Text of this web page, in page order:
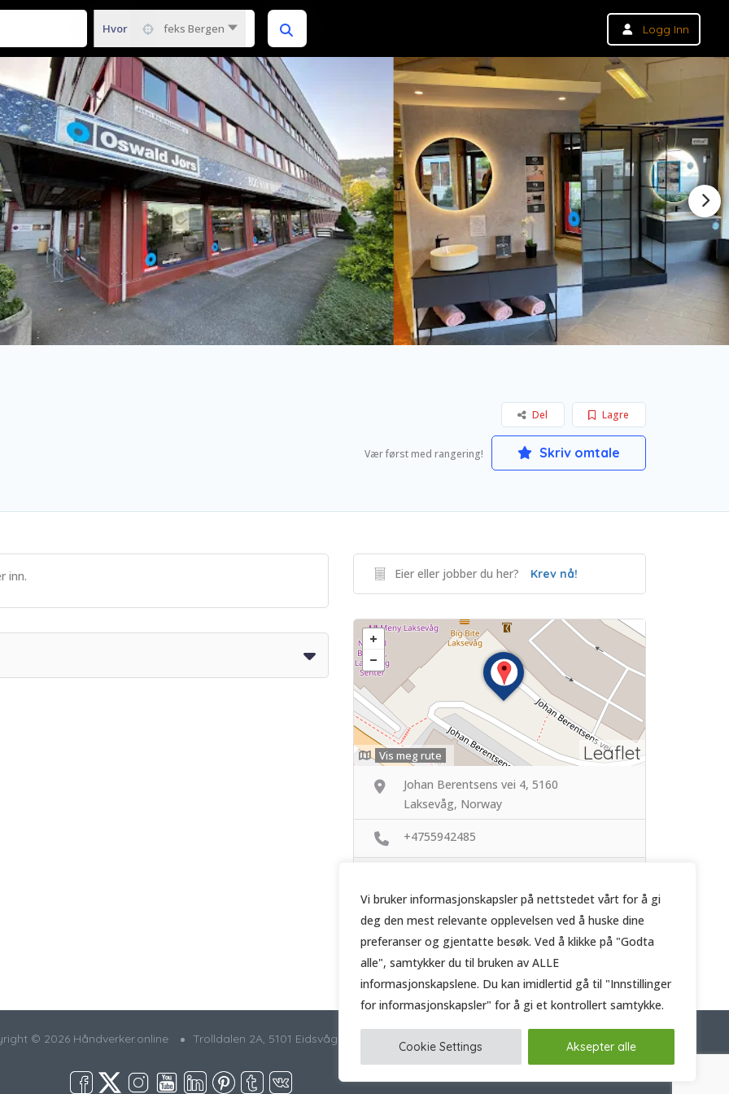
Vi bruker informasjonskapsler på nettstedet vårt for å gi
deg den mest relevante opplevelsen ved å huske dine
preferanser og gjentatte besøk. Ved å klikke på "Godta
alle", samtykker du til bruken av ALLE
informasjonskapslene. Du kan imidlertid gå til "Innstillinger
for informasjonskapsler" for å gi et kontrollert samtykke.
Cookie Settings Aksepter alle
Hvor feks Bergen Logg Inn
Lagre
Del
Vær først med rangering! Skriv omtale
inn. Eier eller jobber du her? Krev nå!
Leaflet
Vis meg rute
Johan Berentsens vei 4, 5160
Laksevåg, Norway
+4755942485
© 2026 Håndverker.online Trolldalen 2A, 5101 Eidsvågneset